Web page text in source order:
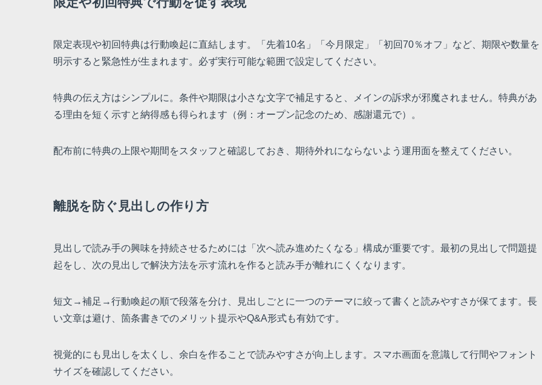
限定表現や初回特典は行動喚起に直結します。「先着10名」「今月限定」「初回70％オフ」など、期限や数量を
明示すると緊急性が生まれます。必ず実行可能な範囲で設定してください。
特典の伝え方はシンプルに。条件や期限は小さな文字で補足すると、メインの訴求が邪魔されません。特典があ
る理由を短く示すと納得感も得られます（例：オープン記念のため、感謝還元で）。
配布前に特典の上限や期間をスタッフと確認しておき、期待外れにならないよう運用面を整えてください。
離脱を防ぐ見出しの作り方
見出しで読み手の興味を持続させるためには「次へ読み進めたくなる」構成が重要です。最初の見出しで問題提
起をし、次の見出しで解決方法を示す流れを作ると読み手が離れにくくなります。
短文→補足→行動喚起の順で段落を分け、見出しごとに一つのテーマに絞って書くと読みやすさが保てます。長
い文章は避け、箇条書きでのメリット提示やQ&A形式も有効です。
視覚的にも見出しを太くし、余白を作ることで読みやすさが向上します。スマホ画面を意識して行間やフォント
サイズを確認してください。